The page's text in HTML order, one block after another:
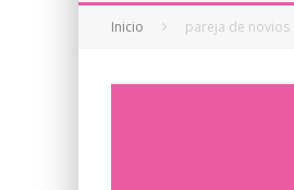
Inicio pareja de novios